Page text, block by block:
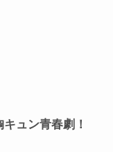
ュン青春劇！